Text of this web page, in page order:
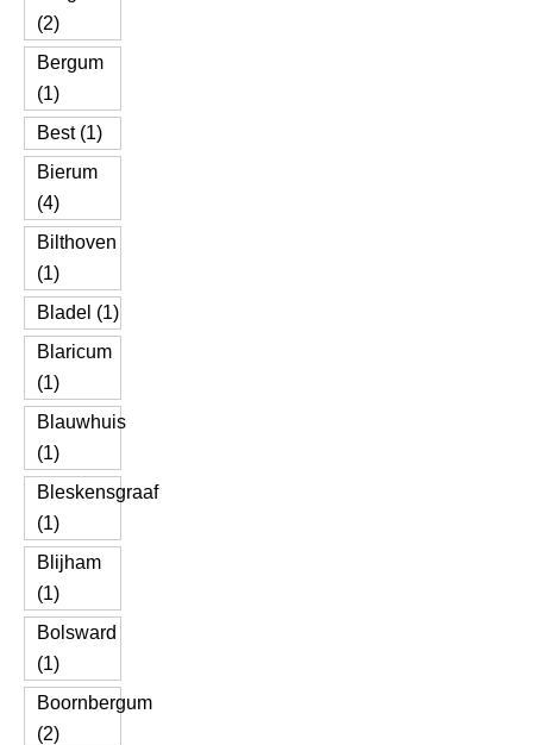
(2)
Bergum
(1)
Best (1)
Bierum
(4)
Bilthoven
(1)
Bladel (1)
Blaricum
(1)
Blauwhuis
(1)
Bleskensgraaf
(1)
Blijham
(1)
Bolsward
(1)
Boornbergum
(2)